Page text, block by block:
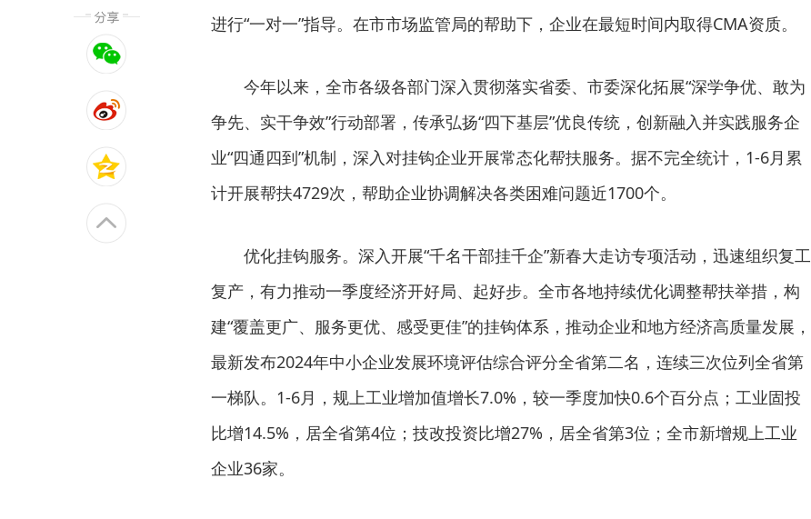
进行“一对一”指导。在市市场监管局的帮助下，企业在最短时间内取得CMA资质。
今年以来，全市各级各部门深入贯彻落实省委、市委深化拓展“深学争优、敢为
争先、实干争效”行动部署，传承弘扬“四下基层”优良传统，创新融入并实践服务企
业“四通四到”机制，深入对挂钩企业开展常态化帮扶服务。据不完全统计，1-6月累
计开展帮扶4729次，帮助企业协调解决各类困难问题近1700个。
优化挂钩服务。深入开展“千名干部挂千企”新春大走访专项活动，迅速组织复工
复产，有力推动一季度经济开好局、起好步。全市各地持续优化调整帮扶举措，构
建“覆盖更广、服务更优、感受更佳”的挂钩体系，推动企业和地方经济高质量发展，
最新发布2024年中小企业发展环境评估综合评分全省第二名，连续三次位列全省第
一梯队。1-6月，规上工业增加值增长7.0%，较一季度加快0.6个百分点；工业固投
比增14.5%，居全省第4位；技改投资比增27%，居全省第3位；全市新增规上工业
企业36家。